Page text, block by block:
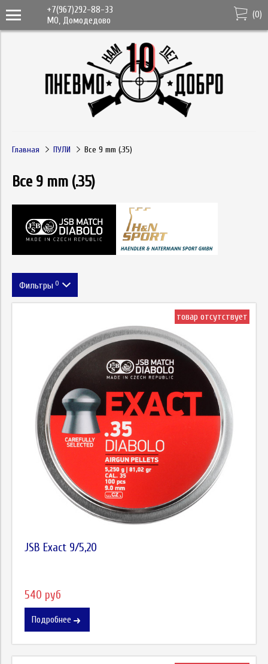
+7(967)292-88-33
МО, Домодедово
(0)
Главная ПУЛИ Все 9 mm (.35)
Все 9 mm (.35)
Фильтры 0
товар отсутствует
JSB Exact 9/5,20
540 руб
Подробнее